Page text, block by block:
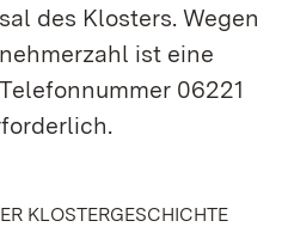
des Klosters. Wegen
ist eine
06221
KLOSTERGESCHICHTE